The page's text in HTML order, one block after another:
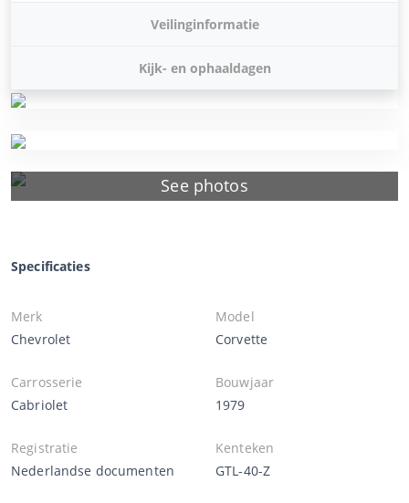
See photos
Veilinginformatie
Kijk- en ophaaldagen
Specificaties
Merk
Chevrolet
Model
Corvette
Carrosserie
Cabriolet
Bouwjaar
1979
Registratie
Nederlandse documenten
Kenteken
GTL-40-Z